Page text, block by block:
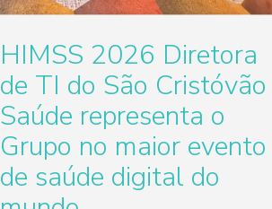
HIMSS 2026 Diretora
de TI do São Cristóvão
Saúde representa o
Grupo no maior evento
de saúde digital do